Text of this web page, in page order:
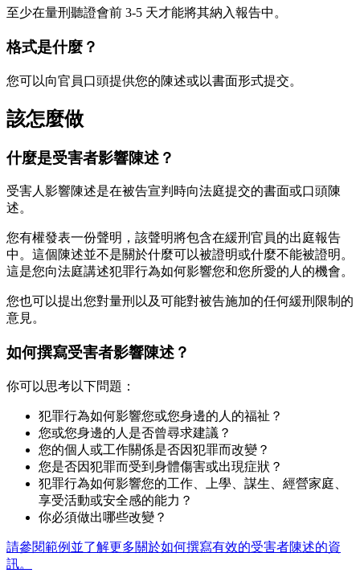
至少在量刑聽證會前 3-5 天才能將其納入報告中。
格式是什麼？
您可以向官員口頭提供您的陳述或以書面形式提交。
該怎麼做
什麼是受害者影響陳述？
受害人影響陳述是在被告宣判時向法庭提交的書面或口頭陳
述。
您有權發表一份聲明，該聲明將包含在緩刑官員的出庭報告
中。這個陳述並不是關於什麼可以被證明或什麼不能被證明。
這是您向法庭講述犯罪行為如何影響您和您所愛的人的機會。
您也可以提出您對量刑以及可能對被告施加的任何緩刑限制的
意見。
如何撰寫受害者影響陳述？
你可以思考以下問題：
犯罪行為如何影響您或您身邊的人的福祉？
您或您身邊的人是否曾尋求建議？
您的個人或工作關係是否因犯罪而改變？
您是否因犯罪而受到身體傷害或出現症狀？
犯罪行為如何影響您的工作、上學、謀生、經營家庭、
享受活動或安全感的能力？
你必須做出哪些改變？
請參閱範例並了解更多關於如何撰寫有效的受害者陳述的資
訊。